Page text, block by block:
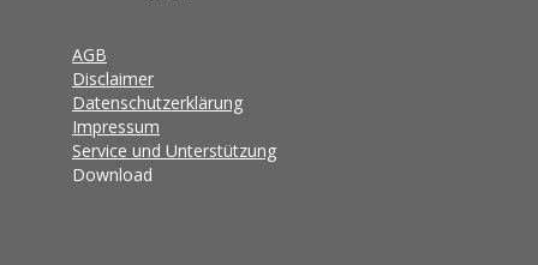
AGB
Disclaimer
Datenschutzerklärung
Impressum
Service und Unterstützung
Download